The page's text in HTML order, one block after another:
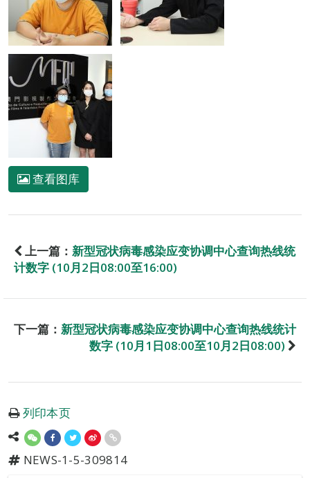
查看图库
上一篇： 新型冠状病毒感染应变协调中心查询热线统
计数字 (10月2日08:00至16:00)
下一篇： 新型冠状病毒感染应变协调中心查询热线统计
数字 (10月1日08:00至10月2日08:00)
列印本页
NEWS-1-5-309814